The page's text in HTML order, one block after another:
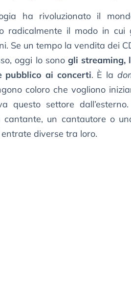
ha rivoluzionato il
radicalmente il modo in
Se un tempo la vendita dei
oggi lo sono gli streaming,
pubblico ai concerti. È la
coloro che vogliono
questo settore
cantante, un cantautore o
diverse tra loro.